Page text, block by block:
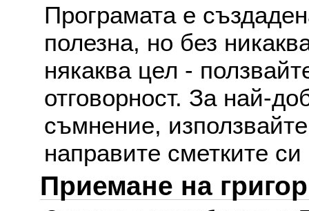
Програмата е
полезна, но без
някаква цел -
отговорност. За най-
съмнение,
направите сметките
Приемане на